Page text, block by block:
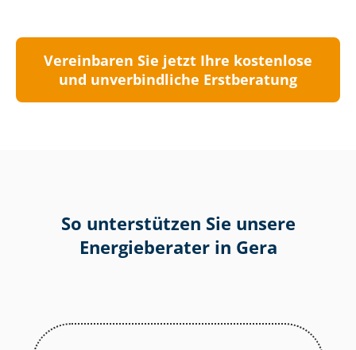
Vereinbaren Sie jetzt Ihre kostenlose
und unverbindliche Erstberatung
So unterstützen Sie unsere
Energieberater in Gera